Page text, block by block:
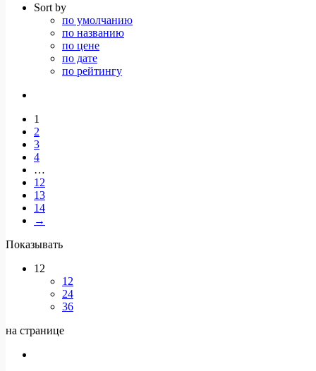
Sort by
по умолчанию
по названию
по цене
по дате
по рейтингу
1
2
3
4
…
12
13
14
→
Показывать
12
12
24
36
на странице